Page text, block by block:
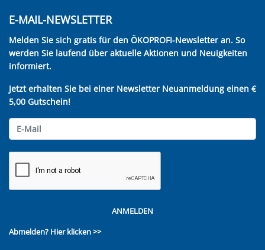
E-MAIL-NEWSLETTER
Melden Sie sich gratis für den ÖKOPROFI-Newsletter an. So
werden Sie laufend über aktuelle Aktionen und Neuigkeiten
informiert.
Jetzt erhalten Sie bei einer Newsletter Neuanmeldung einen €
5,00 Gutschein!
ANMELDEN
Abmelden? Hier klicken >>